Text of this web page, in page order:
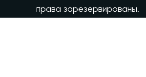
права зарезервированы.